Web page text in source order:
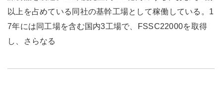
以上を占めている同社の基幹工場として稼働している。1
7年には同工場を含む国内3工場で、FSSC22000を取得
し、さらなる